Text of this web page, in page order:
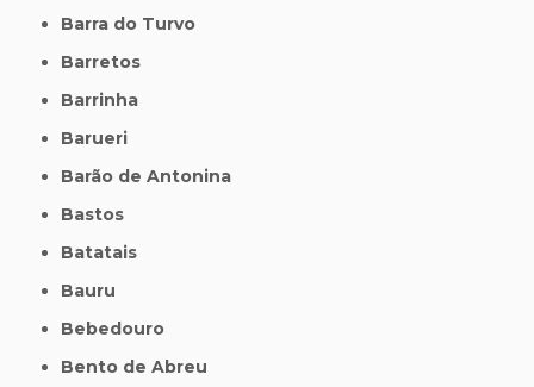
Barra do Turvo
Barretos
Barrinha
Barueri
Barão de Antonina
Bastos
Batatais
Bauru
Bebedouro
Bento de Abreu